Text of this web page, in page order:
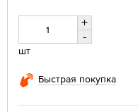
+
-
шт
Быстрая покупка